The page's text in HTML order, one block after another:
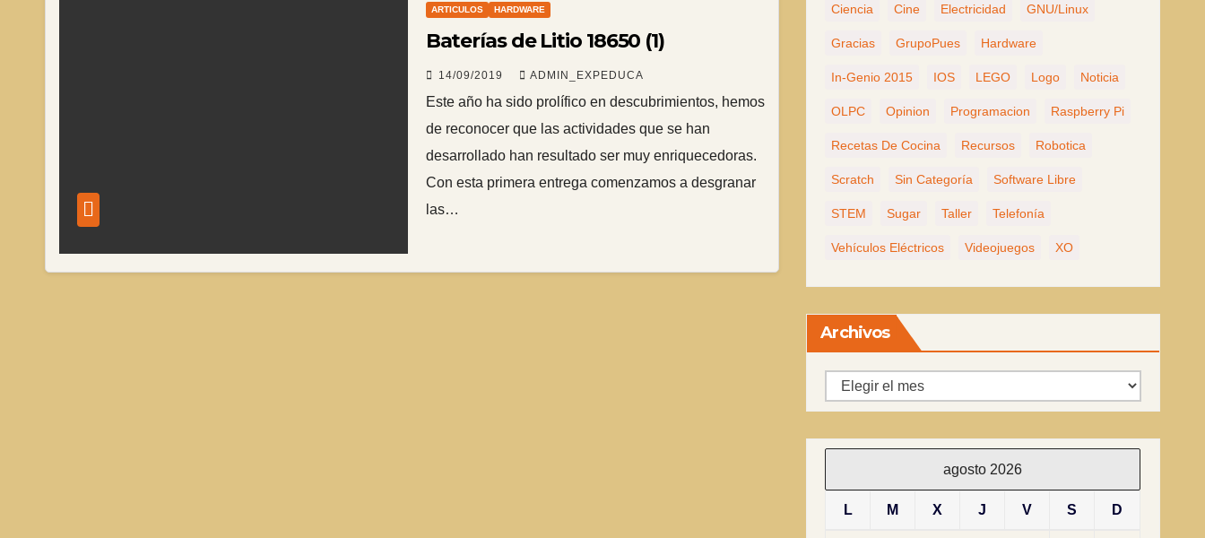
ARTICULOS HARDWARE
Baterías de Litio 18650 (1)
14/09/2019 ADMIN_EXPEDUCA
Este año ha sido prolífico en descubrimientos, hemos
de reconocer que las actividades que se han
desarrollado han resultado ser muy enriquecedoras.
Con esta primera entrega comenzamos a desgranar
las…
Ciencia Cine Electricidad GNU/Linux
Gracias GrupoPues Hardware
In-Genio 2015 IOS LEGO Logo Noticia
OLPC Opinion Programacion Raspberry Pi
Recetas De Cocina Recursos Robotica
Scratch Sin Categoría Software Libre
STEM Sugar Taller Telefonía
Vehículos Eléctricos Videojuegos XO
Archivos
Archivos
agosto 2026
L M X J V S D